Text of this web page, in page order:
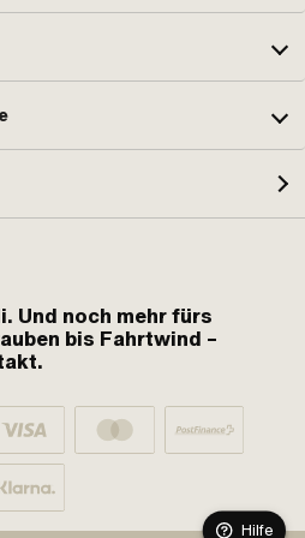
Und noch mehr fürs
bis Fahrtwind –
Hilfe